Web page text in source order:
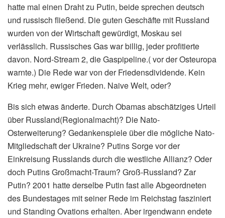
hatte mal einen Draht zu Putin, beide sprechen deutsch
und russisch fließend. Die guten Geschäfte mit Russland
wurden von der Wirtschaft gewürdigt, Moskau sei
verlässlich. Russisches Gas war billig, jeder profitierte
davon. Nord-Stream 2, die Gaspipeline.( vor der Osteuropa
warnte.) Die Rede war von der Friedensdividende. Kein
Krieg mehr, ewiger Frieden. Naive Welt, oder?
Bis sich etwas änderte. Durch Obamas abschätziges Urteil
über Russland(Regionalmacht)? Die Nato-
Osterweiterung? Gedankenspiele über die mögliche Nato-
Mitgliedschaft der Ukraine? Putins Sorge vor der
Einkreisung Russlands durch die westliche Allianz? Oder
doch Putins Großmacht-Traum? Groß-Russland? Zar
Putin? 2001 hatte derselbe Putin fast alle Abgeordneten
des Bundestages mit seiner Rede im Reichstag fasziniert
und Standing Ovations erhalten. Aber irgendwann endete